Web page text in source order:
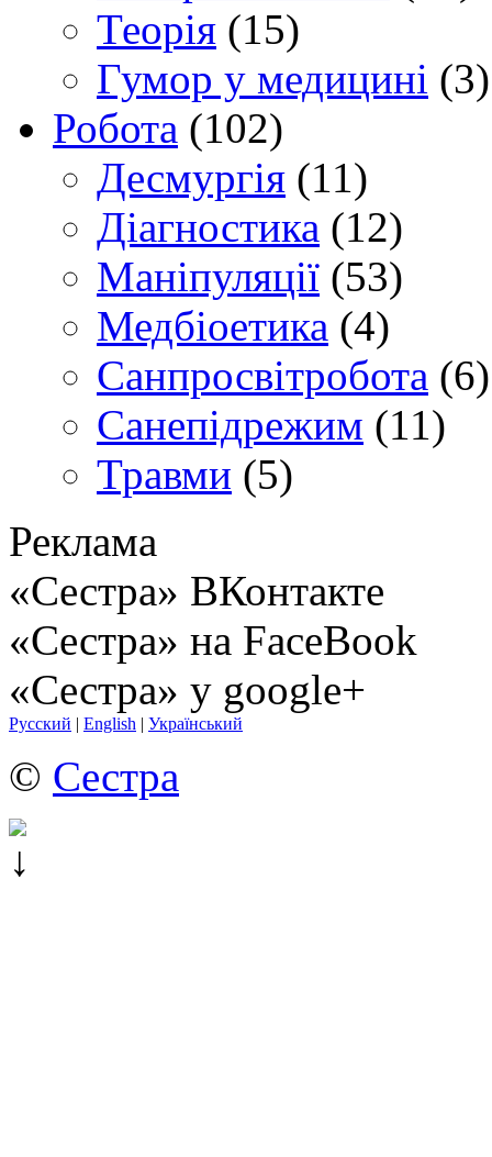
Теорія (15)
Гумор у медицині (3)
Робота (102)
Десмургія (11)
Діагностика (12)
Маніпуляції (53)
Медбіоетика (4)
Санпросвітробота (6)
Санепідрежим (11)
Травми (5)
Реклама
«Сестра» ВКонтакте
«Сестра» на FaceBook
«Сестра» у google+
Русский | English | Український
© Сестра